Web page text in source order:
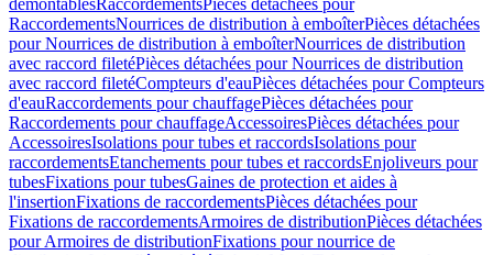
démontablesRaccordementsPièces détachées pour
RaccordementsNourrices de distribution à emboîterPièces détachées
pour Nourrices de distribution à emboîterNourrices de distribution
avec raccord filetéPièces détachées pour Nourrices de distribution
avec raccord filetéCompteurs d'eauPièces détachées pour Compteurs
d'eauRaccordements pour chauffagePièces détachées pour
Raccordements pour chauffageAccessoiresPièces détachées pour
AccessoiresIsolations pour tubes et raccordsIsolations pour
raccordementsEtanchements pour tubes et raccordsEnjoliveurs pour
tubesFixations pour tubesGaines de protection et aides à
l'insertionFixations de raccordementsPièces détachées pour
Fixations de raccordementsArmoires de distributionPièces détachées
pour Armoires de distributionFixations pour nourrice de